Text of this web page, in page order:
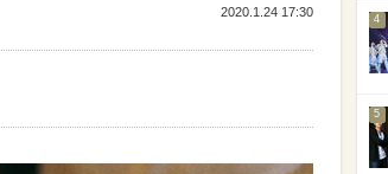
2020.1.24 17:30
4
5